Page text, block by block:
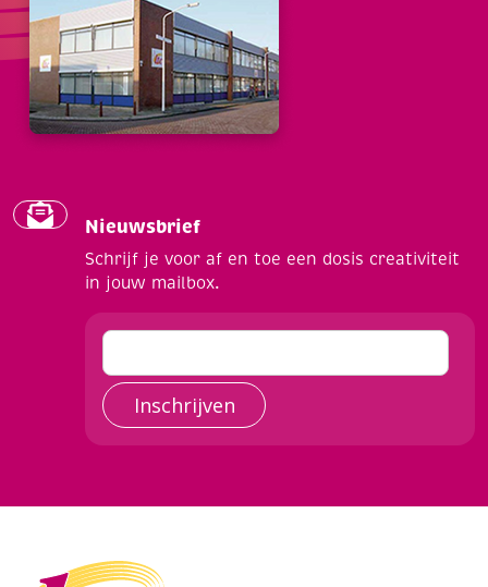
Nieuwsbrief
Schrijf je voor af en toe een dosis creativiteit
in jouw mailbox.
Inschrijven